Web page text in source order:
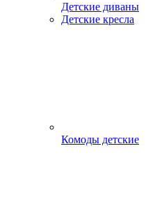
Детские диваны
Детские кресла
Комоды детские